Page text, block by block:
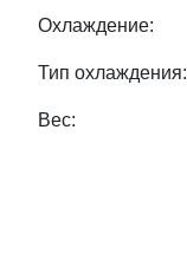
Охлаждение:
Тип охлаждения:
Вес: